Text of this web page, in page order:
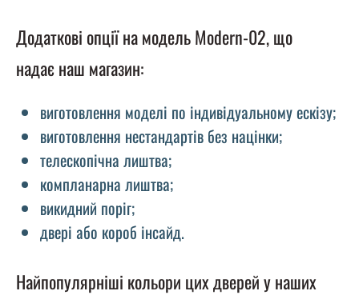
Додаткові опції на модель Modern-02, що
надає наш магазин:
виготовлення моделі по індивідуальному ескізу;
виготовлення нестандартів без націнки;
телескопічна лиштва;
компланарна лиштва;
викидний поріг;
двері або короб інсайд.
Найпопулярніші кольори цих дверей у наших